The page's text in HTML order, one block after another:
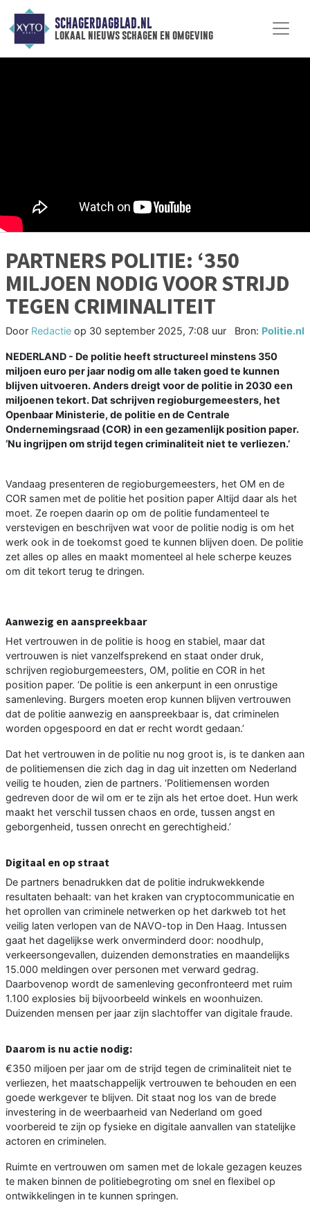
SCHAGERDAGBLAD.NL
lokaal nieuws schagen en omgeving
PARTNERS POLITIE: ‘350
MILJOEN NODIG VOOR STRIJD
TEGEN CRIMINALITEIT
Door Redactie op 30 september 2025, 7:08 uur Bron: Politie.nl
NEDERLAND - De politie heeft structureel minstens 350
miljoen euro per jaar nodig om alle taken goed te kunnen
blijven uitvoeren. Anders dreigt voor de politie in 2030 een
miljoenen tekort. Dat schrijven regioburgemeesters, het
Openbaar Ministerie, de politie en de Centrale
Ondernemingsraad (COR) in een gezamenlijk position paper.
‘Nu ingrijpen om strijd tegen criminaliteit niet te verliezen.’
Vandaag presenteren de regioburgemeesters, het OM en de
COR samen met de politie het position paper Altijd daar als het
moet. Ze roepen daarin op om de politie fundamenteel te
verstevigen en beschrijven wat voor de politie nodig is om het
werk ook in de toekomst goed te kunnen blijven doen. De politie
zet alles op alles en maakt momenteel al hele scherpe keuzes
om dit tekort terug te dringen.
Aanwezig en aanspreekbaar
Het vertrouwen in de politie is hoog en stabiel, maar dat
vertrouwen is niet vanzelfsprekend en staat onder druk,
schrijven regioburgemeesters, OM, politie en COR in het
position paper. ‘De politie is een ankerpunt in een onrustige
samenleving. Burgers moeten erop kunnen blijven vertrouwen
dat de politie aanwezig en aanspreekbaar is, dat criminelen
worden opgespoord en dat er recht wordt gedaan.’
Dat het vertrouwen in de politie nu nog groot is, is te danken aan
de politiemensen die zich dag in dag uit inzetten om Nederland
veilig te houden, zien de partners. ‘Politiemensen worden
gedreven door de wil om er te zijn als het ertoe doet. Hun werk
maakt het verschil tussen chaos en orde, tussen angst en
geborgenheid, tussen onrecht en gerechtigheid.’
Digitaal en op straat
De partners benadrukken dat de politie indrukwekkende
resultaten behaalt: van het kraken van cryptocommunicatie en
het oprollen van criminele netwerken op het darkweb tot het
veilig laten verlopen van de NAVO-top in Den Haag. Intussen
gaat het dagelijkse werk onverminderd door: noodhulp,
verkeersongevallen, duizenden demonstraties en maandelijks
15.000 meldingen over personen met verward gedrag.
Daarbovenop wordt de samenleving geconfronteerd met ruim
1.100 explosies bij bijvoorbeeld winkels en woonhuizen.
Duizenden mensen per jaar zijn slachtoffer van digitale fraude.
Daarom is nu actie nodig:
€350 miljoen per jaar om de strijd tegen de criminaliteit niet te
verliezen, het maatschappelijk vertrouwen te behouden en een
goede werkgever te blijven. Dit staat nog los van de brede
investering in de weerbaarheid van Nederland om goed
voorbereid te zijn op fysieke en digitale aanvallen van statelijke
actoren en criminelen.
Ruimte en vertrouwen om samen met de lokale gezagen keuzes
te maken binnen de politiebegroting om snel en flexibel op
ontwikkelingen in te kunnen springen.